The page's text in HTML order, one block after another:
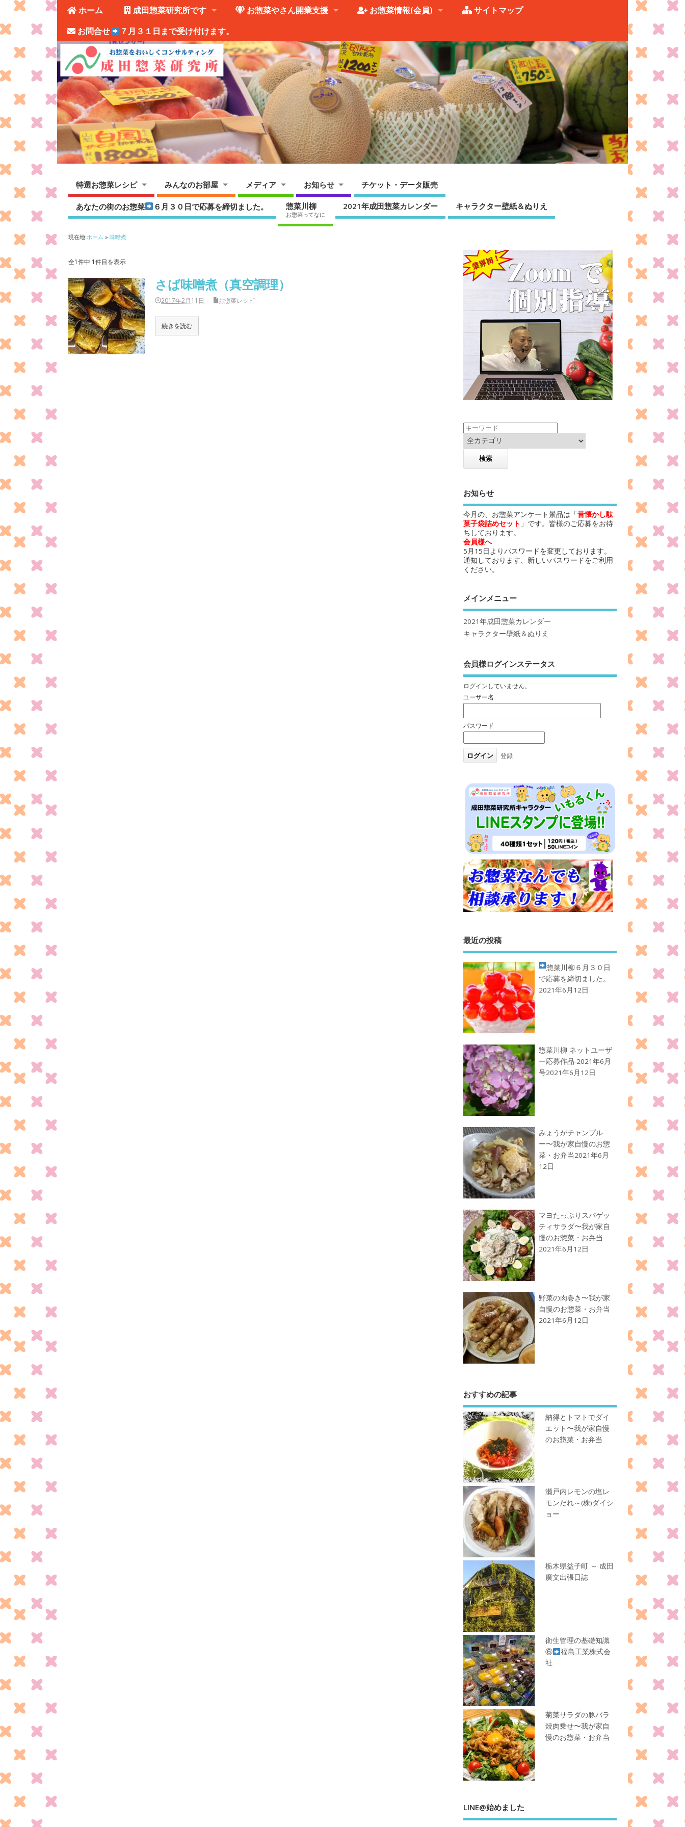
ホーム 成田惣菜研究所です お惣菜やさん開業支援 お惣菜情報(会員)
サイトマップ
お問合せ
７月３１日まで受け付けます。
特選お惣菜レシピ みんなのお部屋 メディア お知らせ チケット・データ販売
あなたの街のお惣菜 ６月３０日で応募を締切ました。 惣菜川柳
お惣菜ってなに
2021年成田惣菜カレンダー キャラクター壁紙＆ぬりえ
現在地:ホーム »味噌煮
全1件中 1件目を表示
さば味噌煮（真空調理）
2017年2月11日 お惣菜レシピ
続きを読む
お知らせ
今月の、お惣菜アンケート景品は「昔懐かし駄
菓子袋詰めセット 」です。皆様のご応募をお待
ちしております。
会員様へ
5月15日よりパスワードを変更しております。
通知しております、新しいパスワードをご利用
ください。
メインメニュー
2021年成田惣菜カレンダー
キャラクター壁紙＆ぬりえ
会員様ログインステータス
ログインしていません。
ユーザー名
パスワード
登録
最近の投稿
惣菜川柳 ６月３０日
で応募を締切ました。
2021年6月12日
惣菜川柳 ネットユーザ
ー応募作品-2021年6月
号2021年6月12日
みょうがチャンプル
ー〜我が家自慢のお惣
菜・お弁当2021年6月
12日
マヨたっぷりスパゲッ
ティサラダ〜我が家自
慢のお惣菜・お弁当
2021年6月12日
野菜の肉巻き〜我が家
自慢のお惣菜・お弁当
2021年6月12日
おすすめの記事
納得とトマトでダイ
エット〜我が家自慢
のお惣菜・お弁当
瀬戸内レモンの塩レ
モンだれ～(株)ダイシ
ョー
栃木県益子町 ～ 成田
廣文出張日誌
衛生管理の基礎知識
⑥
福島工業株式会
社
菊菜サラダの豚バラ
焼肉乗せ〜我が家自
慢のお惣菜・お弁当
LINE@始めました